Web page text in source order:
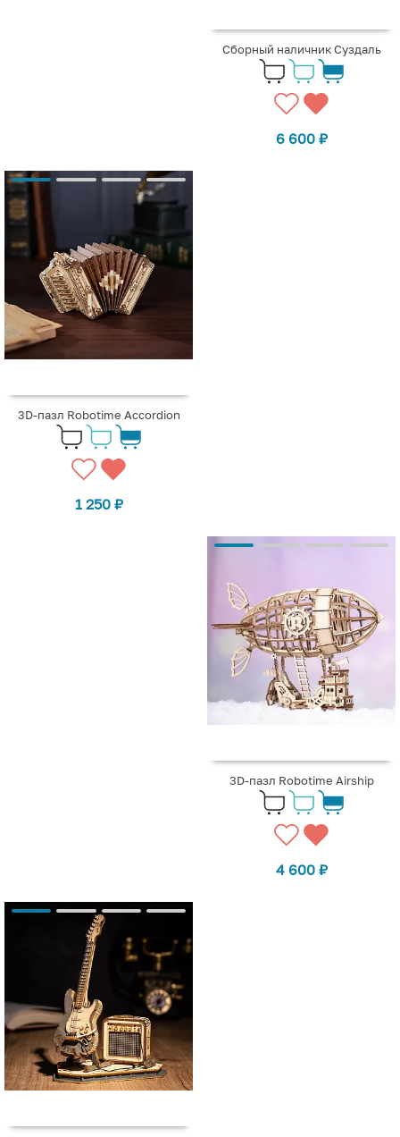
Сборный наличник Суздаль
6 600 ₽
3D-пазл Robotime Accordion
1 250 ₽
3D-пазл Robotime Airship
4 600 ₽